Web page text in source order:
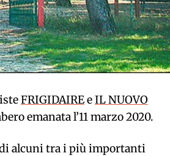
FRIGIDAIREeIL NUOVO
emanata l’11 marzo 2020.
alcuni tra i più importanti